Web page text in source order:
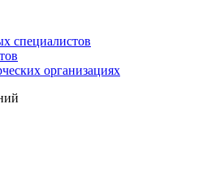
специалистов
организациях